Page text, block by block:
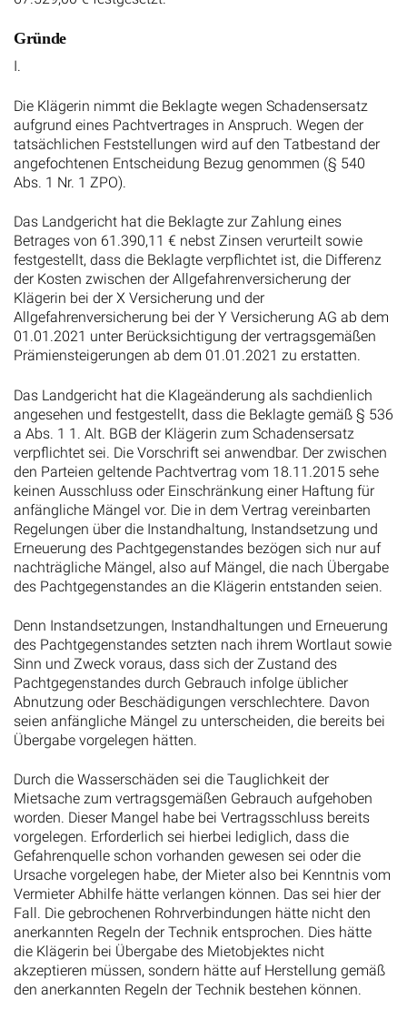
Gründe
I.
Die Klägerin nimmt die Beklagte wegen Schadensersatz
aufgrund eines Pachtvertrages in Anspruch. Wegen der
tatsächlichen Feststellungen wird auf den Tatbestand der
angefochtenen Entscheidung Bezug genommen (§ 540
Abs. 1 Nr. 1 ZPO).
Das Landgericht hat die Beklagte zur Zahlung eines
Betrages von 61.390,11 € nebst Zinsen verurteilt sowie
festgestellt, dass die Beklagte verpflichtet ist, die Differenz
der Kosten zwischen der Allgefahrenversicherung der
Klägerin bei der X Versicherung und der
Allgefahrenversicherung bei der Y Versicherung AG ab dem
01.01.2021 unter Berücksichtigung der vertragsgemäßen
Prämiensteigerungen ab dem 01.01.2021 zu erstatten.
Das Landgericht hat die Klageänderung als sachdienlich
angesehen und festgestellt, dass die Beklagte gemäß § 536
a Abs. 1 1. Alt. BGB der Klägerin zum Schadensersatz
verpflichtet sei. Die Vorschrift sei anwendbar. Der zwischen
den Parteien geltende Pachtvertrag vom 18.11.2015 sehe
keinen Ausschluss oder Einschränkung einer Haftung für
anfängliche Mängel vor. Die in dem Vertrag vereinbarten
Regelungen über die Instandhaltung, Instandsetzung und
Erneuerung des Pachtgegenstandes bezögen sich nur auf
nachträgliche Mängel, also auf Mängel, die nach Übergabe
des Pachtgegenstandes an die Klägerin entstanden seien.
Denn Instandsetzungen, Instandhaltungen und Erneuerung
des Pachtgegenstandes setzten nach ihrem Wortlaut sowie
Sinn und Zweck voraus, dass sich der Zustand des
Pachtgegenstandes durch Gebrauch infolge üblicher
Abnutzung oder Beschädigungen verschlechtere. Davon
seien anfängliche Mängel zu unterscheiden, die bereits bei
Übergabe vorgelegen hätten.
Durch die Wasserschäden sei die Tauglichkeit der
Mietsache zum vertragsgemäßen Gebrauch aufgehoben
worden. Dieser Mangel habe bei Vertragsschluss bereits
vorgelegen. Erforderlich sei hierbei lediglich, dass die
Gefahrenquelle schon vorhanden gewesen sei oder die
Ursache vorgelegen habe, der Mieter also bei Kenntnis vom
Vermieter Abhilfe hätte verlangen können. Das sei hier der
Fall. Die gebrochenen Rohrverbindungen hätte nicht den
anerkannten Regeln der Technik entsprochen. Dies hätte
die Klägerin bei Übergabe des Mietobjektes nicht
akzeptieren müssen, sondern hätte auf Herstellung gemäß
den anerkannten Regeln der Technik bestehen können.